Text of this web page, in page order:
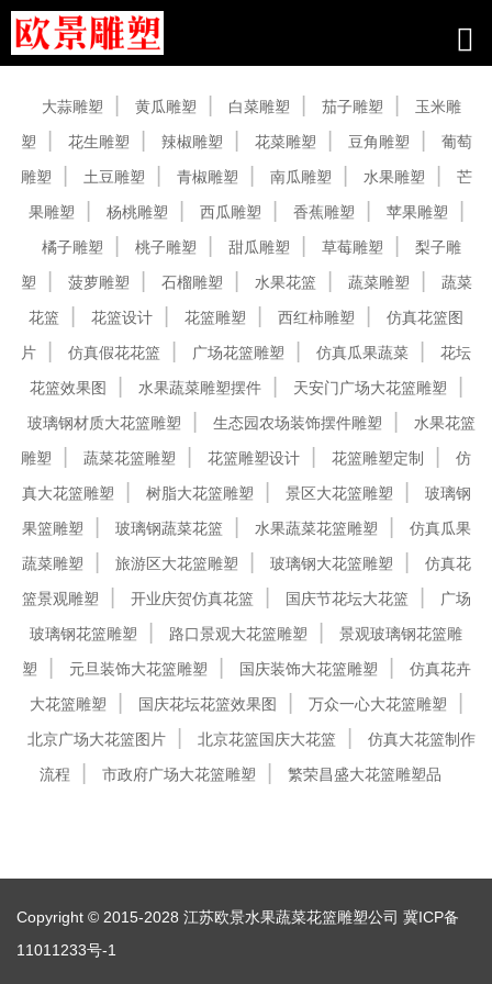
大蒜雕塑 黄瓜雕塑 白菜雕塑 茄子雕塑
玉米雕
塑
花生雕塑 辣椒雕塑 花菜雕塑 豆角雕塑
葡萄
雕塑
土豆雕塑 青椒雕塑 南瓜雕塑 水果雕塑
芒
果雕塑
杨桃雕塑 西瓜雕塑 香蕉雕塑
苹果雕塑
橘子雕塑
桃子雕塑 甜瓜雕塑 草莓雕塑
梨子雕
塑
菠萝雕塑 石榴雕塑 水果花篮 蔬菜雕塑
蔬菜
花篮
花篮设计 花篮雕塑 西红柿雕塑
仿真花篮图
片
仿真假花花篮 广场花篮雕塑 仿真瓜果蔬菜
花坛
花篮效果图
水果蔬菜雕塑摆件
天安门广场大花篮雕塑
玻璃钢材质大花篮雕塑
生态园农场装饰摆件雕塑
水果花篮
雕塑
蔬菜花篮雕塑 花篮雕塑设计 花篮雕塑定制
仿
真大花篮雕塑
树脂大花篮雕塑 景区大花篮雕塑
玻璃钢
果篮雕塑
玻璃钢蔬菜花篮 水果蔬菜花篮雕塑
仿真瓜果
蔬菜雕塑
旅游区大花篮雕塑 玻璃钢大花篮雕塑
仿真花
篮景观雕塑
开业庆贺仿真花篮 国庆节花坛大花篮
广场
玻璃钢花篮雕塑
路口景观大花篮雕塑
景观玻璃钢花篮雕
塑
元旦装饰大花篮雕塑 国庆装饰大花篮雕塑
仿真花卉
大花篮雕塑
国庆花坛花篮效果图
万众一心大花篮雕塑
北京广场大花篮图片
北京花篮国庆大花篮
仿真大花篮制作
流程
市政府广场大花篮雕塑 繁荣昌盛大花篮雕塑品
Copyright © 2015-2028 江苏欧景水果蔬菜花篮雕塑公司 冀ICP备
11011233号-1